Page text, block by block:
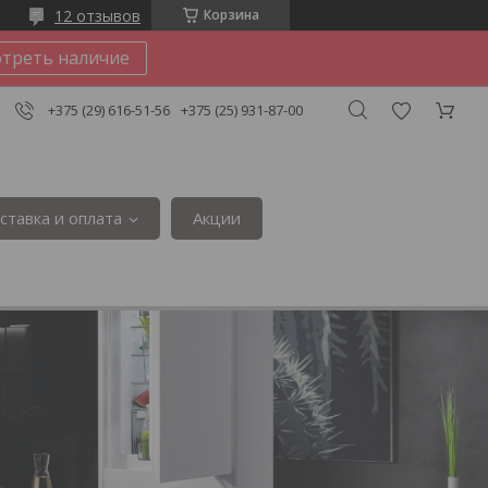
Корзина
12 отзывов
наличие
+375 (29) 616-51-56 +375 (25) 931-87-00
и оплата Акции